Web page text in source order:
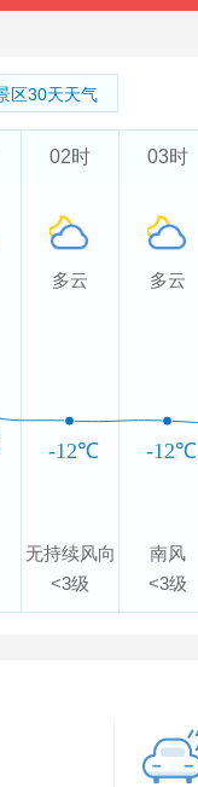
区30天天气
02时
多云
无持续风向
<3级
03时
多云
南风
<3级
-12℃ -12℃